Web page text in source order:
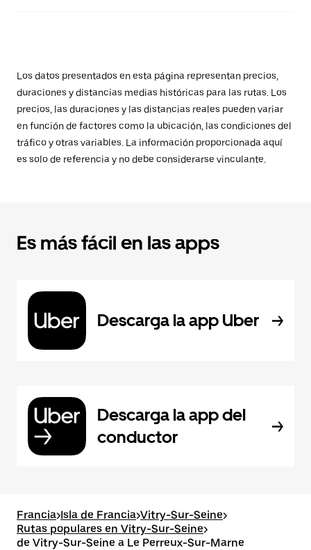
Los datos presentados en esta página representan precios,
duraciones y distancias medias históricas para las rutas. Los
precios, las duraciones y las distancias reales pueden variar
en función de factores como la ubicación, las condiciones del
tráfico y otras variables. La información proporcionada aquí
es solo de referencia y no debe considerarse vinculante.
Es más fácil en las apps
Descarga la app Uber
Descarga la app del
conductor
Francia>Isla de Francia>Vitry-Sur-Seine>
Rutas populares en Vitry-Sur-Seine>
de Vitry-Sur-Seine a Le Perreux-Sur-Marne